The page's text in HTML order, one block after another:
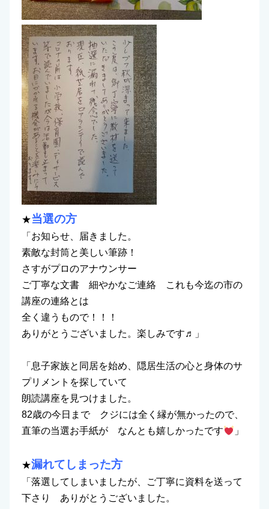
★当選の方
「お知らせ、届きました。
素敵な封筒と美しい筆跡！
さすがプロのアナウンサー
ご丁寧な文書 細やかなご連絡 これも今迄の市の
講座の連絡とは
全く違うもので！！！
ありがとうございました。楽しみです♬」
「息子家族と同居を始め、隠居生活の心と身体のサ
プリメントを探していて
朗読講座を見つけました。
82歳の今日まで クジには全く縁が無かったので、
直筆の当選お手紙が なんとも嬉しかったです
」
★漏れてしまった方
「落選してしまいましたが、ご丁寧に資料を送って
下さり ありがとうございました。